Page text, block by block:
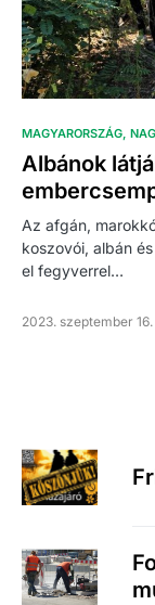
MAGYARORSZÁG
Albánok
Az afgán,
koszovói, albán
el fegyverrel…
2023. szeptember 16.